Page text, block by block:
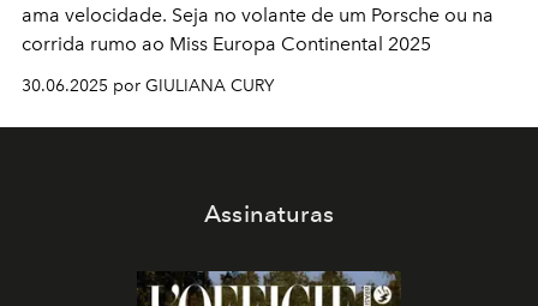
ama velocidade. Seja no volante de um Porsche ou na
corrida rumo ao Miss Europa Continental 2025
30.06.2025 por GIULIANA CURY
Assinaturas